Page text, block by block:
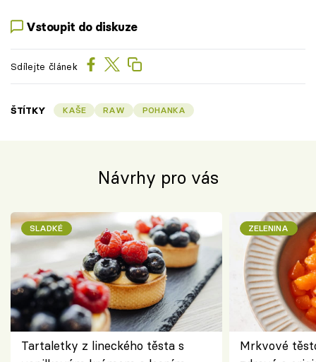
Vstoupit do diskuze
Sdílejte článek
ŠTÍTKY KAŠE RAW POHANKA
Návrhy pro vás
SLADKÉ
Tartaletky z lineckého těsta s
ZELENINA
Mrkvové